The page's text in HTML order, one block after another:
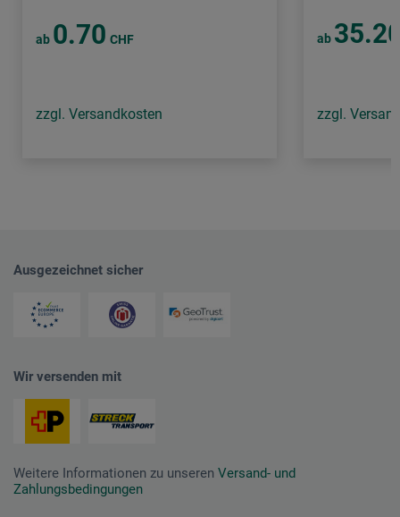
ab 0.70 CHF
zzgl. Versandkosten
ab
zzgl.
Ausgezeichnet sicher
Wir versenden mit
Weitere Informationen zu unseren Versand- und
Zahlungsbedingungen